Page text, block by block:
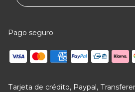
Pago seguro
Tarjeta de crédito, Paypal,